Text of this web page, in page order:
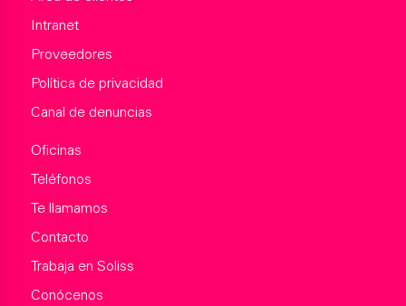
Intranet
Proveedores
Política de privacidad
Canal de denuncias
Oficinas
Teléfonos
Te llamamos
Contacto
Trabaja en Soliss
Conócenos